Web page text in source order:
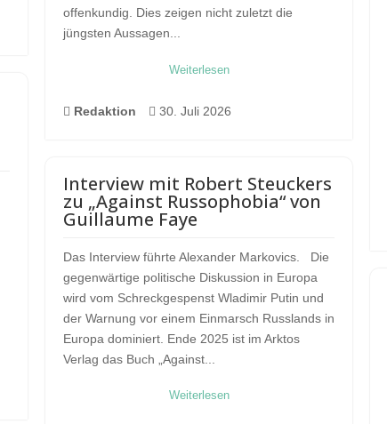
offenkundig. Dies zeigen nicht zuletzt die
jüngsten Aussagen...
Weiterlesen
 Redaktion  30. Juli 2026
Interview mit Robert Steuckers
zu „Against Russophobia“ von
Guillaume Faye
Das Interview führte Alexander Markovics. Die
gegenwärtige politische Diskussion in Europa
wird vom Schreckgespenst Wladimir Putin und
der Warnung vor einem Einmarsch Russlands in
Europa dominiert. Ende 2025 ist im Arktos
Verlag das Buch „Against...
Weiterlesen